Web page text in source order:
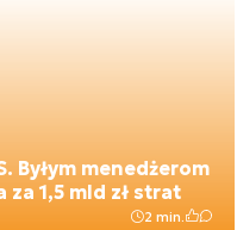
Byłym menedżerom
1,5 mld zł strat
2 min.